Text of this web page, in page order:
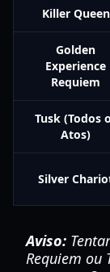
Killer Queen
Golden
Experience
Requiem
Tusk (Todos
Atos)
Silver
Aviso:
Requiem ou